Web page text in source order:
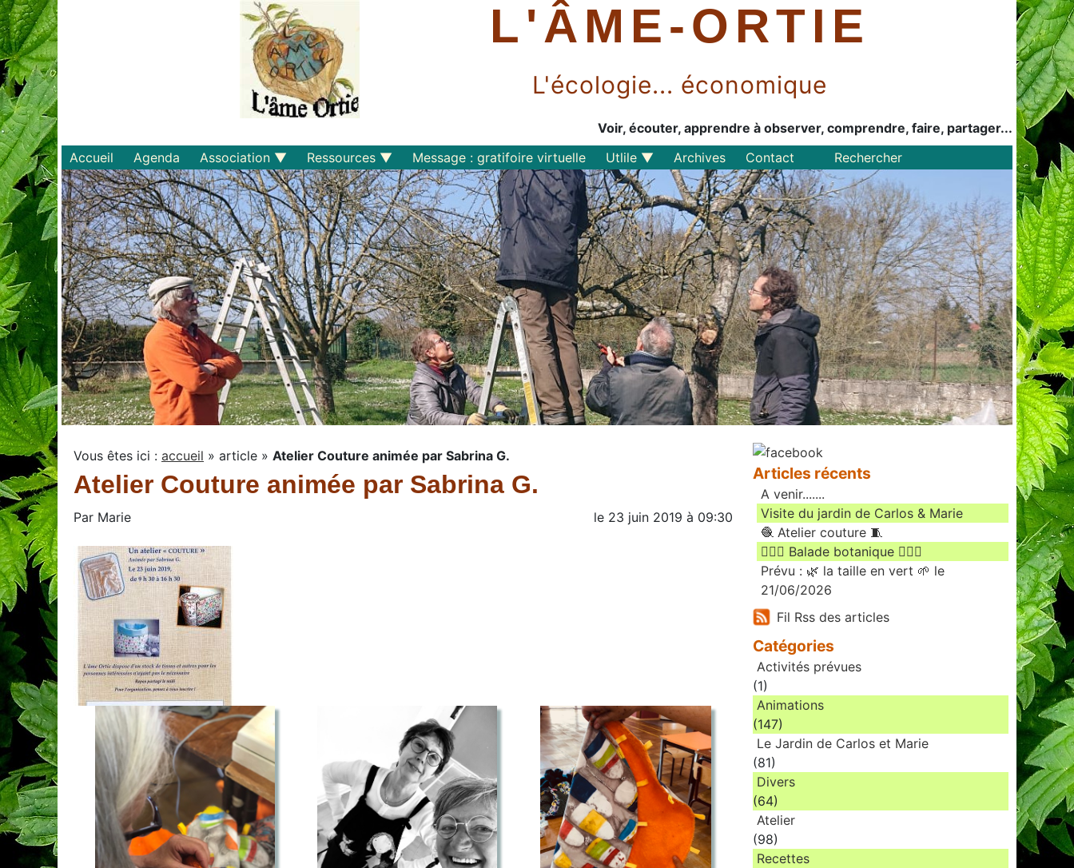
L'ÂME-ORTIE
L'écologie... économique
Voir, écouter, apprendre à observer, comprendre, faire, partager...
Accueil
Agenda
Association
Qui sommes-nous ?
Statuts et règlements
Adhérer
Documents
Plaquette
Bulletin d'adhésion
Ressources
Savoirs
Matériel
Livres
Recettes
Projets
Message : gratifoire virtuelle
Utlile
Outils libres
Liens
Perspective
Archives Contact Rechercher
Vous êtes ici : accueil » article » Atelier Couture animée par Sabrina G.
Atelier Couture animée par Sabrina G.
Par Marie le 23 juin 2019 à 09:30
Articles récents
A venir.......
Visite du jardin de Carlos & Marie
🧶 Atelier couture 🧵
🚶🏻‍♀️ Balade botanique 🚶🏻‍♂️
Prévu : 🌿 la taille en vert 🌱 le
21/06/2026
Fil Rss des articles
Catégories
Activités prévues
(1)
Animations
(147)
Le Jardin de Carlos et Marie
(81)
Divers
(64)
Atelier
(98)
Recettes